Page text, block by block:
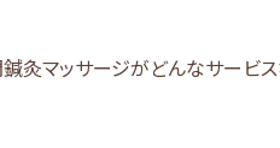
灸マッサージがどんなサービ